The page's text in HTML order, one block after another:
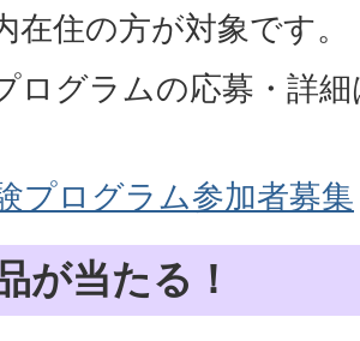
在住の方が対象です。
ログラムの応募・詳
プログラム参加者募集
が当たる！